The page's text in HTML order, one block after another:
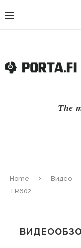
The
Home Видео
TR602